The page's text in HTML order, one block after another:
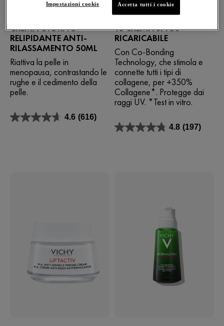
NEOVADIOL
CREMA GIORNO
RELIPIDANTE ANTI-
RILASSAMENTO 50ML
Riattiva la pelle in
menopausa, contrastando le
rughe e il cedimento della
pelle.
4.6 (616)
4.6
LIFTACTIV
COLLAGEN SPECIALIST
16 CREMA SPF50
RICARICABILE
Con Co-Bonding
Technology, che stimola e
connette tutti i tipi di
collagene, per +350%
Collagene*. Protegge dai
raggi UV. *Test in vitro.
4.8 (197)
4.8
Impostazioni cookie Accetta tutti i cookie